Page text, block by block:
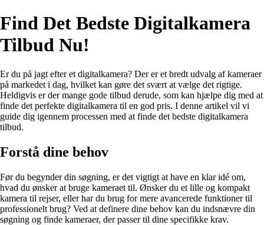
Find Det Bedste Digitalkamera
Tilbud Nu!
Er du på jagt efter et digitalkamera? Der er et bredt udvalg af kameraer
på markedet i dag, hvilket kan gøre det svært at vælge det rigtige.
Heldigvis er der mange gode tilbud derude, som kan hjælpe dig med at
finde det perfekte digitalkamera til en god pris. I denne artikel vil vi
guide dig igennem processen med at finde det bedste digitalkamera
tilbud.
Forstå dine behov
Før du begynder din søgning, er det vigtigt at have en klar idé om,
hvad du ønsker at bruge kameraet til. Ønsker du et lille og kompakt
kamera til rejser, eller har du brug for mere avancerede funktioner til
professionelt brug? Ved at definere dine behov kan du indsnævre din
søgning og finde kameraer, der passer til dine specifikke krav.